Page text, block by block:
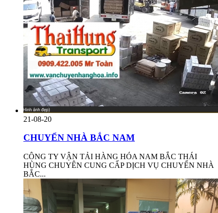
21-08-20
CHUYỂN NHÀ BẮC NAM
CÔNG TY VẬN TẢI HÀNG HÓA NAM BẮC THÁI
HÙNG CHUYÊN CUNG CẤP DỊCH VỤ CHUYỂN NHÀ
BẮC...